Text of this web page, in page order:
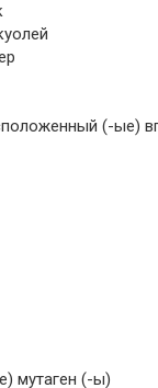
(-ые)
мутаген (-ы)